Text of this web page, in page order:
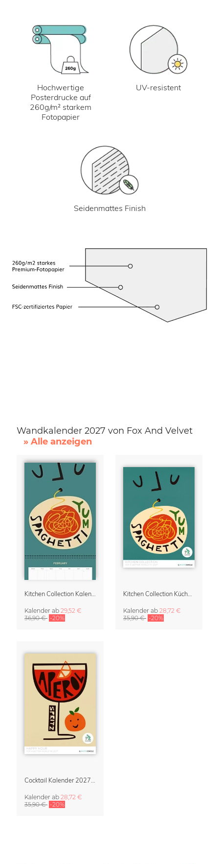
Hochwertige
Posterdrucke auf
260g/m² starkem
Fotopapier
UV-resistent
Seidenmattes Finish
Wandkalender 2027 von Fox And Velvet
» Alle anzeigen
Kalender ab 29,52 €
36,90 € -20%
Kalender ab 28,72 €
35,90 € -20%
Kalender ab 28,72 €
35,90 € -20%